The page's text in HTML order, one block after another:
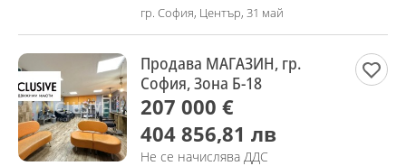
гр. София, Център, 31 май
Продава МАГАЗИН, гр.
София, Зона Б-18
207 000 €
404 856,81 лв
Не се начислява ДДС